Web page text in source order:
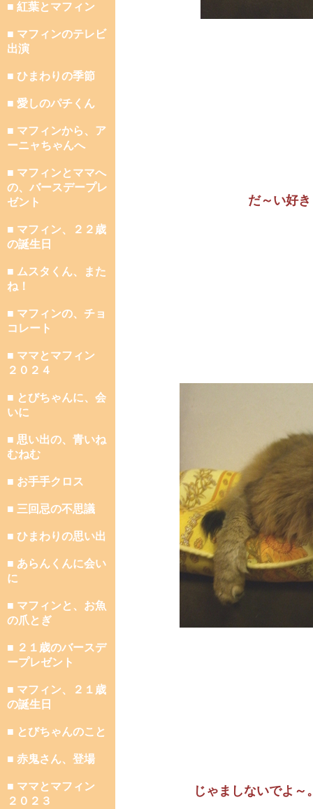
■ 紅葉とマフィン
■ マフィンのテレビ
出演
■ ひまわりの季節
■ 愛しのパチくん
■ マフィンから、ア
ーニャちゃんへ
■ マフィンとママへ
の、バースデープレ
ゼント
■ マフィン、２２歳
の誕生日
■ ムスタくん、また
ね！
■ マフィンの、チョ
コレート
■ ママとマフィン
２０２４
■ とびちゃんに、会
いに
■ 思い出の、青いね
むねむ
■ お手手クロス
■ 三回忌の不思議
■ ひまわりの思い出
■ あらんくんに会い
に
■ マフィンと、お魚
の爪とぎ
■ ２１歳のバースデ
ープレゼント
■ マフィン、２１歳
の誕生日
■ とびちゃんのこと
■ 赤鬼さん、登場
■ ママとマフィン
２０２３
だ～い好
じゃましないでよ～